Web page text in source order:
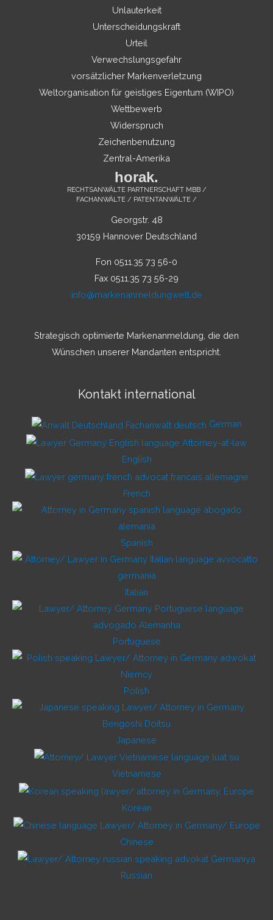
Unlauterkeit
Unterscheidungskraft
Urteil
Verwechslungsgefahr
vorsätzlicher Markenverletzung
Weltorganisation für geistiges Eigentum (WIPO)
Wettbewerb
Widerspruch
Zeichenbenutzung
Zentral-Amerika
horak.
RECHTSANWÄLTE PARTNERSCHAFT MBB /
FACHANWÄLTE / PATENTANWÄLTE /
Georgstr. 48
30159 Hannover Deutschland
Fon 0511.35 73 56-0
Fax 0511.35 73 56-29
info@markenanmeldungwelt.de
Strategisch optimierte Markenanmeldung, die den
Wünschen unserer Mandanten entspricht.
Kontakt international
German
English
French
Spanish
Italian
Portuguese
Polish
Japanese
Vietnamese
Korean
Chinese
Russian